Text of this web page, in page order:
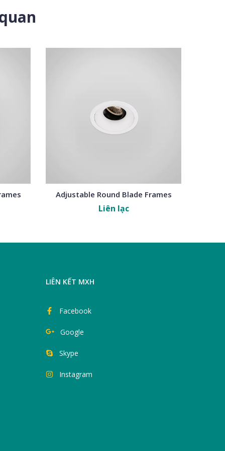
Adjustable Round Blade Frames
Liên lạc
LIÊN KẾT MXH
Facebook
Google
Skype
Instagram